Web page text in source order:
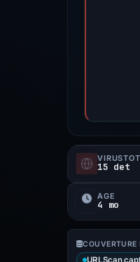
15 det
ÂGE
4 mo
COUVERTURE
URLScan